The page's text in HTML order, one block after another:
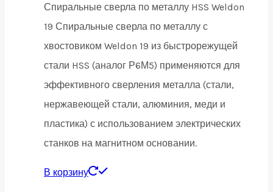
Спиральные сверла по металлу HSS Weldon
19 Спиральные сверла по металлу с
хвостовиком Weldon 19 из быстрорежущей
стали HSS (аналог Р6М5) применяются для
эффективного сверления металла (стали,
нержавеющей стали, алюминия, меди и
пластика) с использованием электрических
станков на магнитном основании.
В корзину